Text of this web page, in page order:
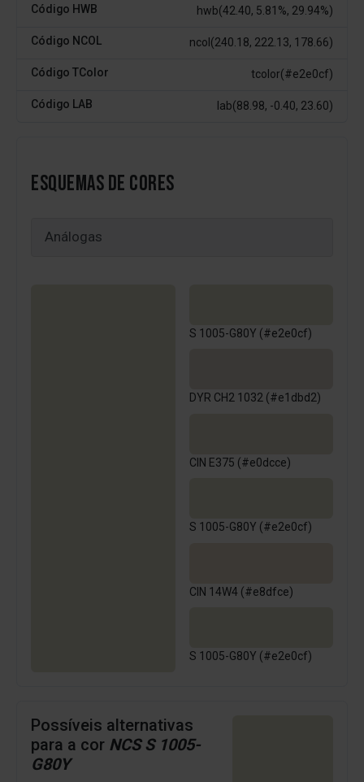
Código HWB hwb(42.40, 5.81%, 29.94%)
Código NCOL ncol(240.18, 222.13, 178.66)
Código TColor tcolor(#e2e0cf)
Código LAB lab(88.98, -0.40, 23.60)
ESQUEMAS DE CORES
S 1005-G80Y (#e2e0cf)
DYR CH2 1032 (#e1dbd2)
CIN E375 (#e0dcce)
S 1005-G80Y (#e2e0cf)
CIN 14W4 (#e8dfce)
S 1005-G80Y (#e2e0cf)
Possíveis alternativas
para a cor NCS S 1005-
G80Y